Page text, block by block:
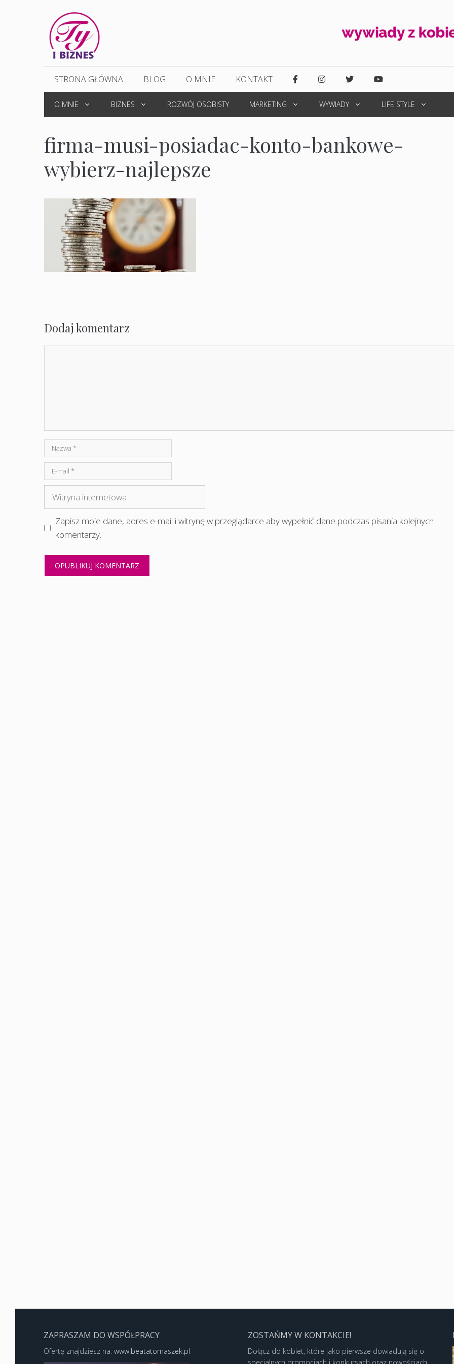
STRONA GŁÓWNA BLOG O MNIE KONTAKT
O MNIE BIZNES ROZWÓJ OSOBISTY MARKETING WYWIADY LIFE STYLE
firma-musi-posiadac-konto-bankowe-
wybierz-najlepsze
Dodaj komentarz
Nazwa
mail
Witryna
internetowa
Zapisz moje dane, adres e-mail i witrynę w przeglądarce aby wypełnić dane podczas pisania kolejnych
komentarzy.
ZAPRASZAM DO WSPÓŁPRACY
Ofertę znajdziesz na: www.beatatomaszek.pl
ZOSTAŃMY W KONTAKCIE!
Dołącz do kobiet, które jako pierwsze dowiadują się o